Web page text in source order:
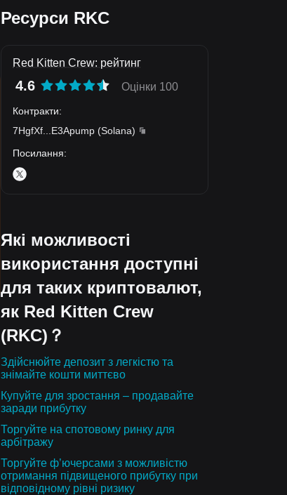
Ресурси RKC
Red Kitten Crew: рейтинг
4.6 Оцінки 100
Контракти:
7HgfXf
E3Apump (Solana)
Посилання:
Які можливості
використання доступні
для таких криптовалют,
як Red Kitten Crew
(RKC)？
Здійснюйте депозит з легкістю та
знімайте кошти миттєво
Купуйте для зростання – продавайте
заради прибутку
Торгуйте на спотовому ринку для
арбітражу
Торгуйте ф’ючерсами з можливістю
отримання підвищеного прибутку при
відповідному рівні ризику